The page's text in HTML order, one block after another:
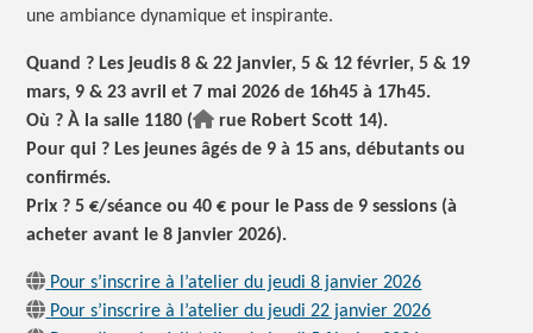
une ambiance dynamique et inspirante.
Quand ? Les jeudis 8 & 22 janvier, 5 & 12 février, 5 & 19
mars, 9 & 23 avril et 7 mai 2026 de 16h45 à 17h45.
Où ? À la salle 1180 (
rue Robert Scott 14).
Pour qui ? Les jeunes âgés de 9 à 15 ans, débutants ou
confirmés.
Prix ? 5 €/séance ou 40 € pour le Pass de 9 sessions (à
acheter avant le 8 janvier 2026).
Pour s’inscrire à l’atelier du jeudi 8 janvier 2026
Pour s’inscrire à l’atelier du jeudi 22 janvier 2026